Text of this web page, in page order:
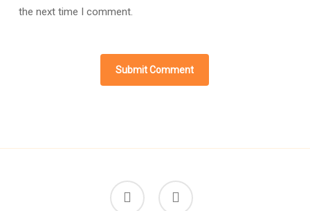
the next time I comment.
facebook instagram